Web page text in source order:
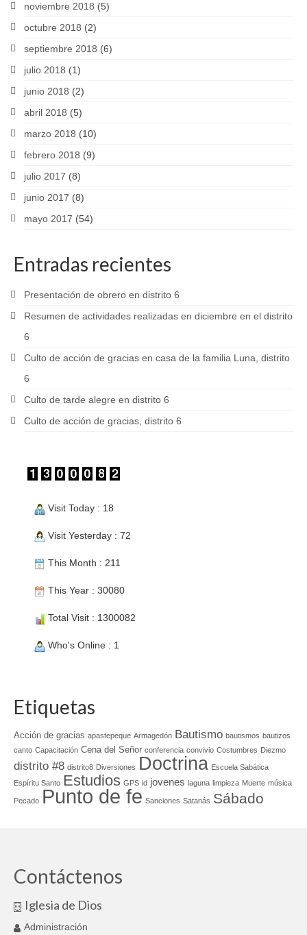
noviembre 2018 (5)
octubre 2018 (2)
septiembre 2018 (6)
julio 2018 (1)
junio 2018 (2)
abril 2018 (5)
marzo 2018 (10)
febrero 2018 (9)
julio 2017 (8)
junio 2017 (8)
mayo 2017 (54)
Entradas recientes
Presentación de obrero en distrito 6
Resumen de actividades realizadas en diciembre en el distrito
6
Culto de acción de gracias en casa de la familia Luna, distrito
6
Culto de tarde alegre en distrito 6
Culto de acción de gracias, distrito 6
Visit Today : 18
Visit Yesterday : 72
This Month : 211
This Year : 30080
Total Visit : 1300082
Who's Online : 1
Etiquetas
Acción de gracias apastepeque Armagedón Bautismo bautismos bautizos
canto Capacitación Cena del Señor conferencia convivio Costumbres Diezmo
distrito #8 distrito8 Diversiones Doctrina Escuela Sabática
Espíritu Santo Estudios GPS id jovenes laguna limpieza Muerte música
Pecado Punto de fe Sanciones Satanás Sábado
Contáctenos
Iglesia de Dios
Administración